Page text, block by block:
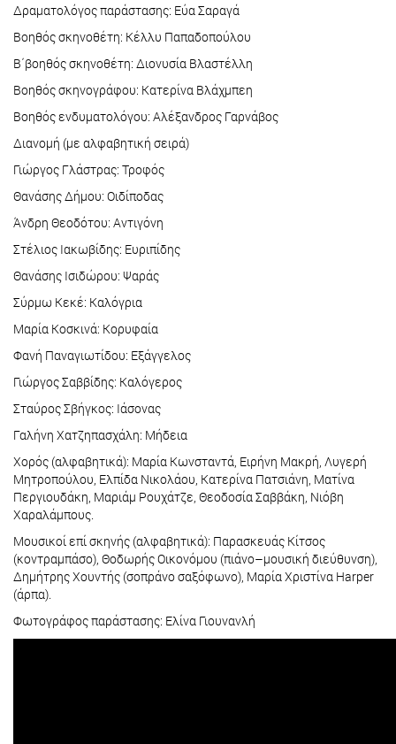
Δραματολόγος παράστασης: Εύα Σαραγά
Βοηθός σκηνοθέτη: Κέλλυ Παπαδοπούλου
Β΄βοηθός σκηνοθέτη: Διονυσία Βλαστέλλη
Βοηθός σκηνογράφου: Κατερίνα Βλάχμπεη
Βοηθός ενδυματολόγου: Αλέξανδρος Γαρνάβος
Διανομή (με αλφαβητική σειρά)
Γιώργος Γλάστρας: Τροφός
Θανάσης Δήμου: Οιδίποδας
Άνδρη Θεοδότου: Αντιγόνη
Στέλιος Ιακωβίδης: Ευριπίδης
Θανάσης Ισιδώρου: Ψαράς
Σύρμω Κεκέ: Καλόγρια
Μαρία Κοσκινά: Κορυφαία
Φανή Παναγιωτίδου: Εξάγγελος
Γιώργος Σαββίδης: Καλόγερος
Σταύρος Σβήγκος: Ιάσονας
Γαλήνη Χατζηπασχάλη: Μήδεια
Χορός (αλφαβητικά): Μαρία Κωνσταντά, Ειρήνη Μακρή, Λυγερή
Μητροπούλου, Ελπίδα Νικολάου, Κατερίνα Πατσιάνη, Ματίνα
Περγιουδάκη, Μαριάμ Ρουχάτζε, Θεοδοσία Σαββάκη, Νιόβη
Χαραλάμπους.
Μουσικοί επί σκηνής (αλφαβητικά): Παρασκευάς Κίτσος
(κοντραμπάσο), Θοδωρής Οικονόμου (πιάνο–μουσική διεύθυνση),
Δημήτρης Χουντής (σοπράνο σαξόφωνο), Μαρία Χριστίνα Harper
(άρπα).
Φωτογράφος παράστασης: Ελίνα Γιουνανλή